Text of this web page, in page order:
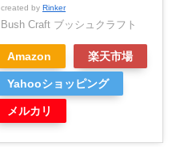
created by Rinker
Bush Craft ブッシュクラフト
Amazon 楽天市場
Yahooショッピング
メルカリ